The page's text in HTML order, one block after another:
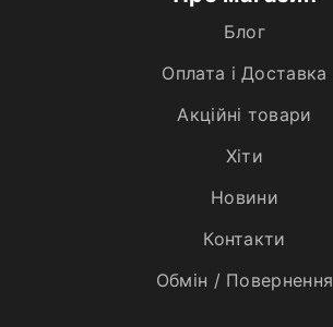
Блог
Оплата і Доставка
Акційні товари
Хiти
Новини
Контакти
Обмін / Повернення